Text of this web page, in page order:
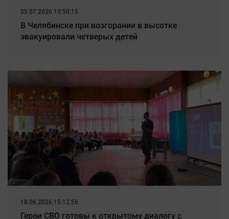
05.07.2026 10:50:15
В Челябинске при возгорании в высотке
эвакуировали четверых детей
18.06.2026 15:12:56
Герои СВО готовы к открытому диалогу с